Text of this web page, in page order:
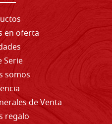
en oferta
Serie
somos
de Venta
regalo